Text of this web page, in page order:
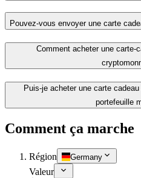
Pouvez-vous envoyer une carte
Comment acheter une carte-
Puis-je acheter une carte
portefeuille
Comment ça marche
Région Germany
Valeur